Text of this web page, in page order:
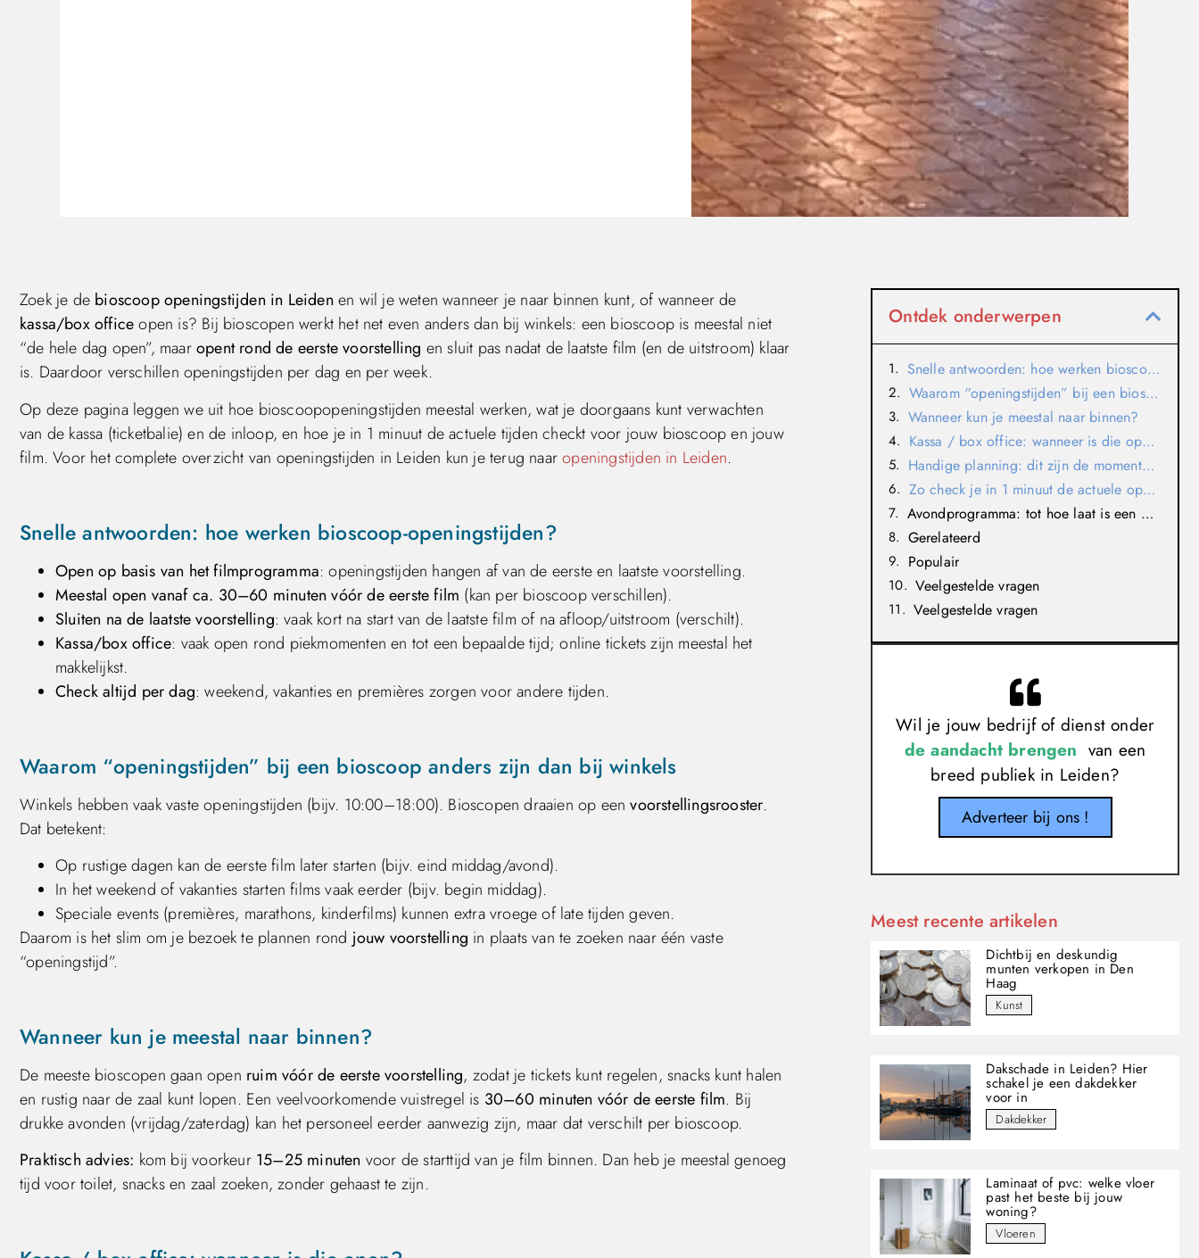
Zoek je de bioscoop openingstijden in Leiden en wil je weten wanneer je naar binnen kunt, of wanneer de
kassa/box officeopen is? Bij bioscopen werkt het net even anders dan bij winkels: een bioscoop is meestal niet
“de hele dag open”, maaropent rond de eerste voorstelling en sluit pas nadat de laatste film (en de uitstroom) klaar
is. Daardoor verschillen openingstijden per dag en per week.
Op deze pagina leggen we uit hoe bioscoopopeningstijden meestal werken, wat je doorgaans kunt verwachten
van de kassa (ticketbalie) en de inloop, en hoe je in 1 minuut de actuele tijden checkt voor jouw bioscoop en jouw
film. Voor het complete overzicht van openingstijden in Leiden kun je terug naaropeningstijden in Leiden.
Snelle antwoorden: hoe werken bioscoop-openingstijden?
Open op basis van het filmprogramma: openingstijden hangen af van de eerste en laatste voorstelling.
Meestal open vanaf ca. 30–60 minuten vóór de eerste film (kan per bioscoop verschillen).
Sluiten na de laatste voorstelling: vaak kort na start van de laatste film of na afloop/uitstroom (verschilt).
Kassa/box office: vaak open rond piekmomenten en tot een bepaalde tijd; online tickets zijn meestal het
makkelijkst.
Check altijd per dag: weekend, vakanties en premières zorgen voor andere tijden.
Waarom “openingstijden” bij een bioscoop anders zijn dan bij winkels
Winkels hebben vaak vaste openingstijden (bijv. 10:00–18:00). Bioscopen draaien op eenvoorstellingsrooster.
Dat betekent:
Op rustige dagen kan de eerste film later starten (bijv. eind middag/avond).
In het weekend of vakanties starten films vaak eerder (bijv. begin middag).
Speciale events (premières, marathons, kinderfilms) kunnen extra vroege of late tijden geven.
Daarom is het slim om je bezoek te plannen rond jouw voorstelling in plaats van te zoeken naar één vaste
“openingstijd”.
Wanneer kun je meestal naar binnen?
De meeste bioscopen gaan open ruim vóór de eerste voorstelling, zodat je tickets kunt regelen, snacks kunt halen
en rustig naar de zaal kunt lopen. Een veelvoorkomende vuistregel is 30–60 minuten vóór de eerste film. Bij
drukke avonden (vrijdag/zaterdag) kan het personeel eerder aanwezig zijn, maar dat verschilt per bioscoop.
Praktisch advies: kom bij voorkeur 15–25 minuten voor de starttijd van je film binnen. Dan heb je meestal genoeg
tijd voor toilet, snacks en zaal zoeken, zonder gehaast te zijn.
Ontdek onderwerpen
Snelle antwoorden: hoe werken bioscoop-openingstijden?
Waarom “openingstijden” bij een bioscoop anders zijn dan bij winkels
Wanneer kun je meestal naar binnen?
Kassa / box office: wanneer is die open?
Handige planning: dit zijn de momenten waarop het druk kan zijn
Zo check je in 1 minuut de actuele openingstijden
Avondprogramma: tot hoe laat is een bioscoop “open”?
Gerelateerd
Populair
Veelgestelde vragen
Veelgestelde vragen
Wil je jouw bedrijf of dienst onder
de aandacht brengenvan een
breed publiek in Leiden?
Adverteer bij ons !
Meest recente artikelen
Dichtbij en deskundig
munten verkopen in Den
Haag
Kunst
Dakschade in Leiden? Hier
schakel je een dakdekker
voor in
Dakdekker
Laminaat of pvc: welke vloer
past het beste bij jouw
woning?
Vloeren